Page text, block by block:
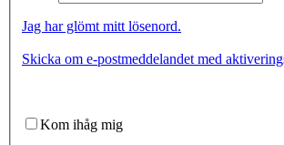
Jag har glömt mitt lösenord.
Skicka om e-postmeddelandet med
Kom ihåg mig